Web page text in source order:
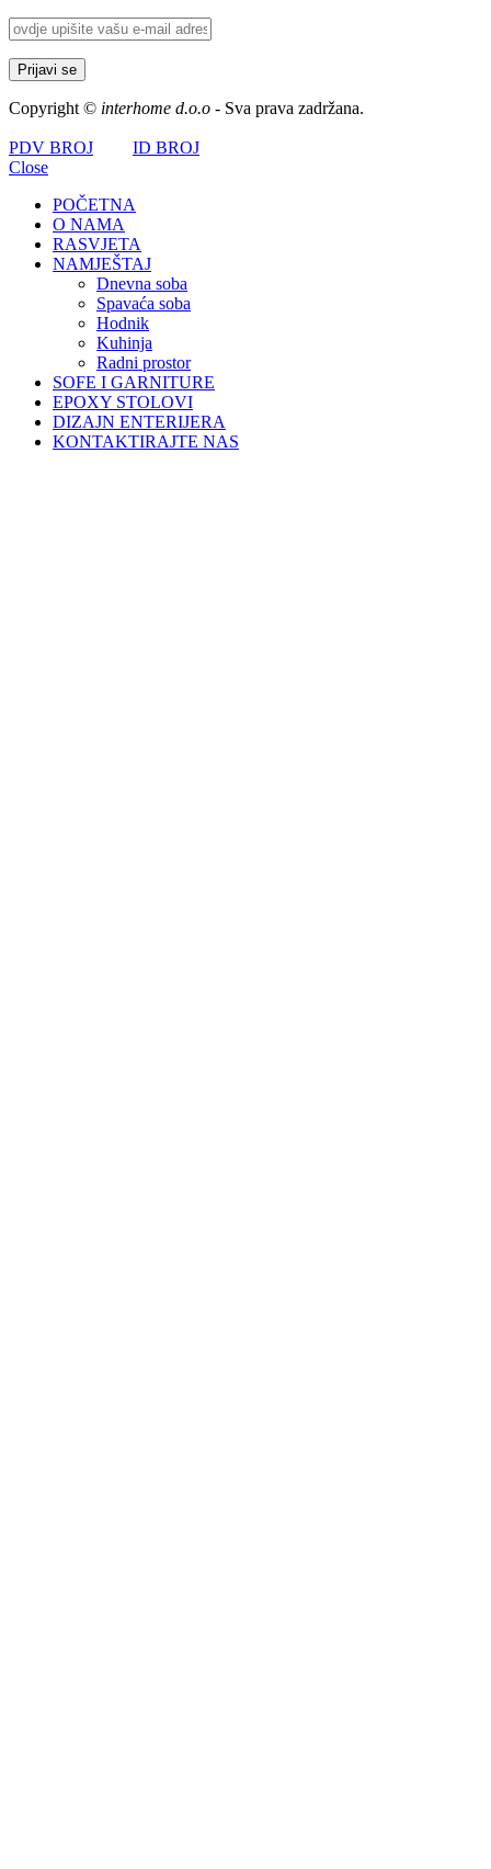
Copyright © interhome d.o.o - Sva prava zadržana.
PDV BROJ
ID BROJ
Close
POČETNA
O NAMA
RASVJETA
NAMJEŠTAJ
Dnevna soba
Spavaća soba
Hodnik
Kuhinja
Radni prostor
SOFE I GARNITURE
EPOXY STOLOVI
DIZAJN ENTERIJERA
KONTAKTIRAJTE NAS